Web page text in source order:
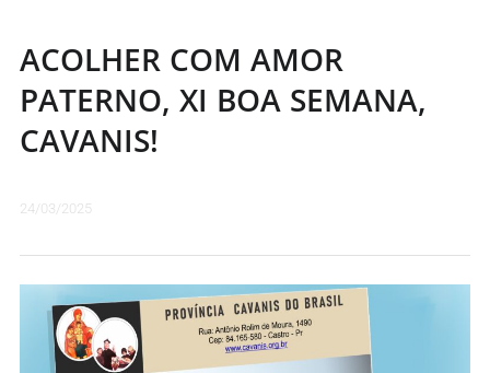
ACOLHER COM AMOR
PATERNO, XI BOA SEMANA,
CAVANIS!
24/03/2025